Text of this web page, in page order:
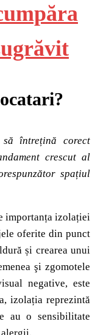
să întrețină corect
crescut al
spațiul
importanța izolației
oferite din punct
și crearea unui
şi zgomotele
negative, este
izolația reprezintă
au o sensibilitate